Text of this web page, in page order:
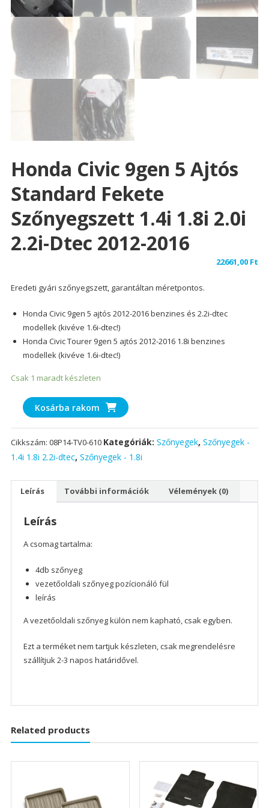
Honda Civic 9gen 5 Ajtós
Standard Fekete
Szőnyegszett 1.4i 1.8i 2.0i
2.2i-Dtec 2012-2016
22661,00 Ft
Eredeti gyári szőnyegszett, garantáltan méretpontos.
Honda Civic 9gen 5 ajtós 2012-2016 benzines és 2.2i-dtec
modellek (kivéve 1.6i-dtec!)
Honda Civic Tourer 9gen 5 ajtós 2012-2016 1.8i benzines
modellek (kivéve 1.6i-dtec!)
Csak 1 maradt készleten
Honda
Civic
9gen
5
ajtós
fekete
szőnyegszett
2012-
2016
Kosárba rakom
Cikkszám: 08P14-TV0-610 Kategóriák: Szőnyegek, Szőnyegek -
1.4i 1.8i 2.2i-dtec, Szőnyegek - 1.8i
Leírás További információk Vélemények (0)
Leírás
A csomag tartalma:
4db szőnyeg
vezetőoldali szőnyeg pozícionáló fül
leírás
A vezetőoldali szőnyeg külön nem kapható, csak egyben.
Ezt a terméket nem tartjuk készleten, csak megrendelésre
szállítjuk 2-3 napos határidővel.
Related products